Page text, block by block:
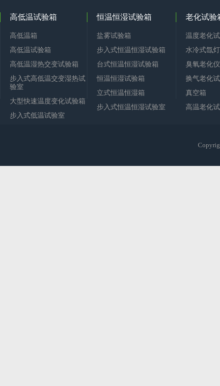
高低温试验箱
高低温箱
高低温试验箱
高低温湿热交变试验箱
步入式高低温交变湿热试
验室
大型快速温度变化试验箱
步入式低温试验室
恒温恒湿试验箱
盐雾试验箱
步入式恒温恒湿试验箱
台式恒温恒湿试验箱
恒温恒湿试验箱
立式恒温恒湿箱
步入式恒温恒湿试验室
老化试验
温度老化
水冷式氙
臭氧老化仪
换气老化
真空箱
高温老化